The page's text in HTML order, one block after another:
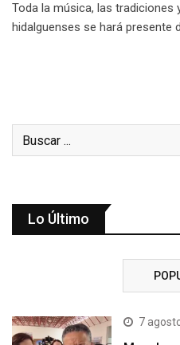
Toda la música, las tradiciones
hidalguenses se hará presente
Lo Último
7